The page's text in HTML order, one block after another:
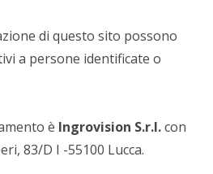
di questo sito possono
a persone identificate o
è Ingrovision S.r.l.con
83/D I -55100 Lucca.